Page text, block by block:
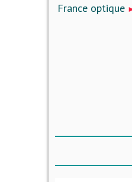
France optique